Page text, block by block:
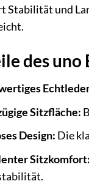
Stabilität und
des uno
Sitzfläche:
Design: Die
Sitzkomfort: